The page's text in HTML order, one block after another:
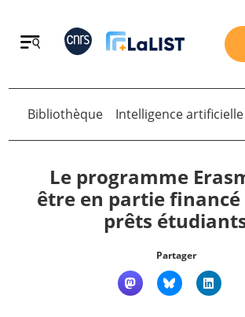
Retour
Retour
Bibliothèque Intelligence artificielle
Le programme
être en partie financé
prêts
Partager